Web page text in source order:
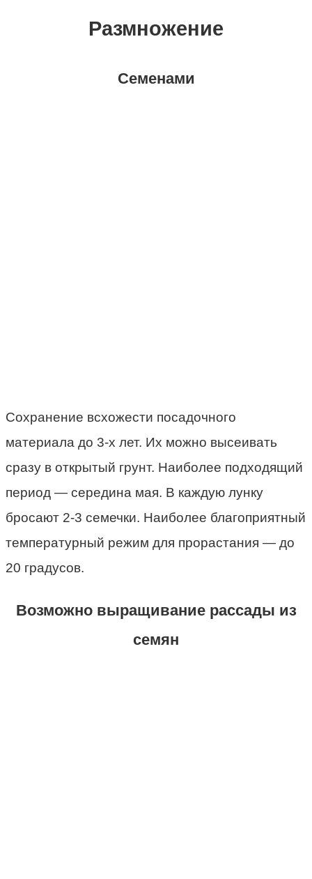
Размножение
Семенами
Сохранение всхожести посадочного
материала до 3-х лет. Их можно высеивать
сразу в открытый грунт. Наиболее подходящий
период — середина мая. В каждую лунку
бросают 2-3 семечки. Наиболее благоприятный
температурный режим для прорастания — до
20 градусов.
Возможно выращивание рассады из
семян